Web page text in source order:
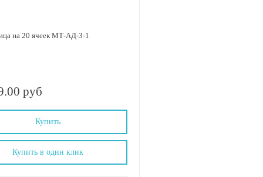
на 20 ячеек МТ-АД-3-1
руб
Купить
Купить в один клик